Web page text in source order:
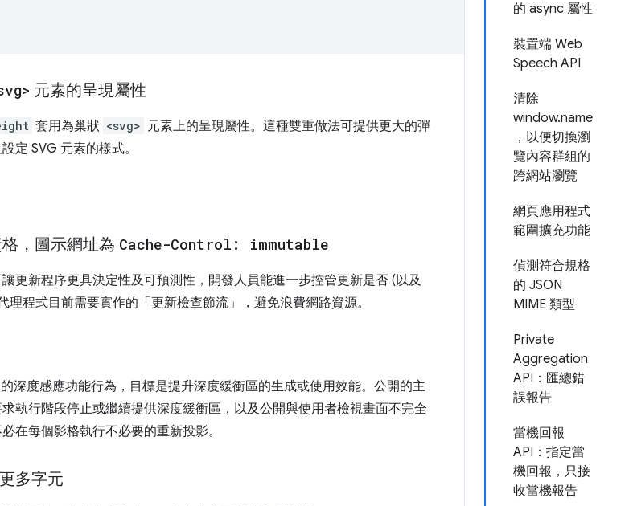
的 async 屬性
裝置端 Web
Speech API
清除
window.name
，以便切換瀏
覽內容群組的
跨網站瀏覽
網頁應用程式
範圍擴充功能
偵測符合規格
的 JSON
MIME 類型
Private
Aggregation
API：匯總錯
誤報告
當機回報
API：指定當
機回報，只接
收當機報告
元素的呈現屬性
套用為巢狀 <svg> 元素上的呈現屬性。這種雙重做法可提供更大的彈
定 SVG 元素的樣式。
，圖示網址為 Cache-Control: immutable
更新程序更具決定性及可預測性，開發人員能進一步控管更新是否 (以及
程式目前需要實作的「更新檢查節流」，避免浪費網路資源。
深度感應功能行為，目標是提升深度緩衝區的生成或使用效能。公開的主
執行階段停止或繼續提供深度緩衝區，以及公開與使用者檢視畫面不完全
在每個影格執行不必要的重新投影。
多字元